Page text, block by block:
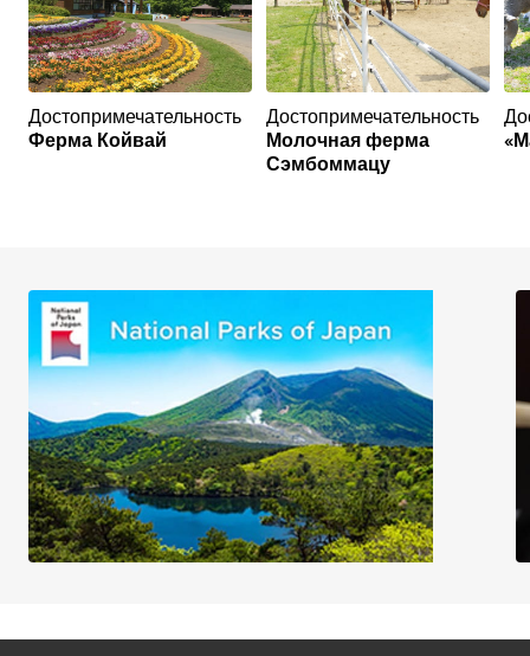
Достопримечательность
Ферма Койвай
Достопримечательность
Молочная ферма
Сэмбоммацу